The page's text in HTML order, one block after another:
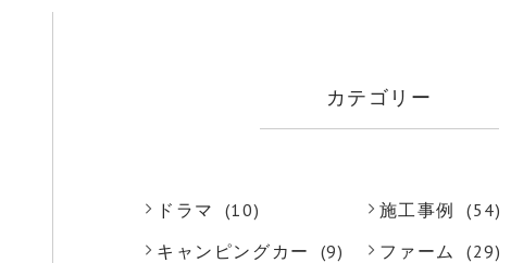
カテゴリー
ドラマ (10) 施工事例
(54)
キャンピングカー
(9) ファーム
(29)